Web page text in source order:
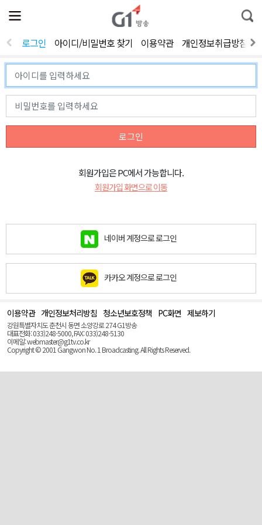
전
체
뉴
열
통
합
색
로그인 아이디/비밀번호 찾기 이용약관 개인정보취급방침
로그인
회원가입은 PC에서 가능합니다.
회원가입 화면으로 이동
네이버 계정으로 로그인
카카오 계정으로 로그인
이용약관 개인정보처리방침 청소년보호정책 PC화면 제보하기
강원특별자치도 춘천시 동면 소양강로 274 G1방송
대표전화: 033)248-5000, FAX: 033)248-5130
이메일: webmaster@g1tv.co.kr
Copyright © 2001 Gangwon No. 1 Broadcasting. All Rights Reserved.